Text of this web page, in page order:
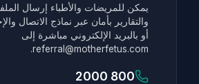
يمكن للمريضات والأطباء إرسال
والتقارير بأمان عبر نماذج الاتصال
أو بالبريد الإلكتروني مباشرة إلى
referral@motherfetus.com.
800 2000